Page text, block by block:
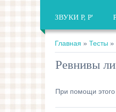
ЗВУКИ Р, Р'
Главная » Тесты »
Ревнивы
При помощи этого